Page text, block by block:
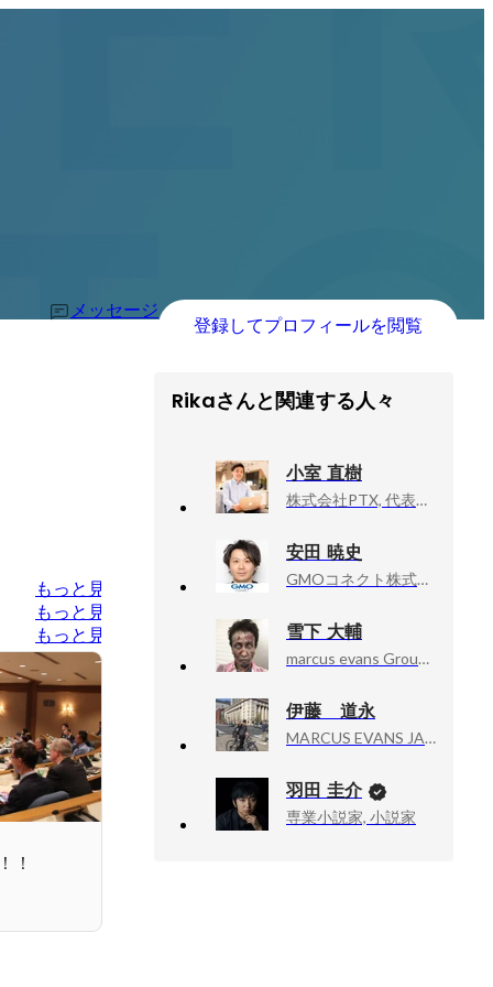
メッセージ
登録してプロフィールを閲覧
もっと見る
もっと見る
もっと見る
！
Rikaさんと関連する人々
小室 直樹
株式会社PTX, 代表取締役社長
安田 暁史
GMOコネクト株式会社, 代表取締役
雪下 大輔
marcus evans Group, General manager 日本支社代表
伊藤 道永
MARCUS EVANS JAPAN LIMITED
羽田 圭介
専業小説家, 小説家